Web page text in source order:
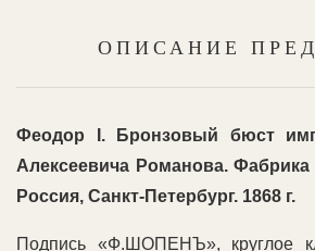
ОПИСАНИЕ
Феодор I. Бронзовый бюст
Алексеевича Романова.
Россия, Санкт-Петербург. 1868 г.
Подпись «Ф.ШОПЕНЪ», круглое